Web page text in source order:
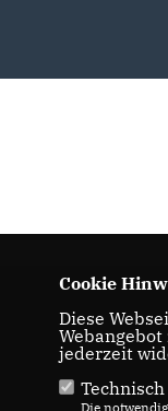
Cookie
Diese
jederzeit
Die